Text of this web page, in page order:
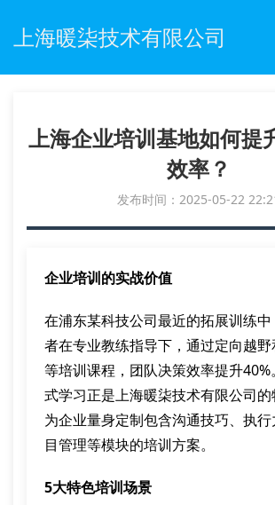
上海暖柒技术有限公司
上海企业培训基地如何提
效率？
发布时间：2025-05-22
企业培训的实战价值
在浦东某科技公司最近的拓展训练
者在专业教练指导下，通过定向越
等培训课程，团队决策效率提升
式学习正是上海暖柒技术有限公司的
为企业量身定制包含沟通技巧、执
目管理等模块的培训方案。
5大特色培训场景